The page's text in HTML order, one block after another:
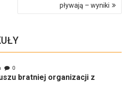
pływają – wyniki
0
bratniej organizacji z